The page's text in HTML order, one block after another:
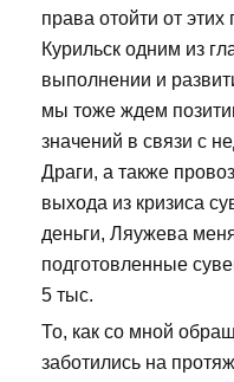
права отойти от
Курильск одним из
выполнении и
мы тоже ждем
значений в связи с
Драги, а также
выхода из кризиса
деньги, Ляужева
подготовленные
5 тыс.
То, как со мной
заботились на